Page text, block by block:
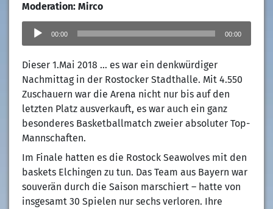
Moderation: Mirco
Audio-
Player
00:00 00:00
Dieser 1.Mai 2018 … es war ein denkwürdiger
Nachmittag in der Rostocker Stadthalle. Mit 4.550
Zuschauern war die Arena nicht nur bis auf den
letzten Platz ausverkauft, es war auch ein ganz
besonderes Basketballmatch zweier absoluter Top-
Mannschaften.
Im Finale hatten es die Rostock Seawolves mit den
baskets Elchingen zu tun. Das Team aus Bayern war
souverän durch die Saison marschiert – hatte von
insgesamt 30 Spielen nur sechs verloren. Ihre